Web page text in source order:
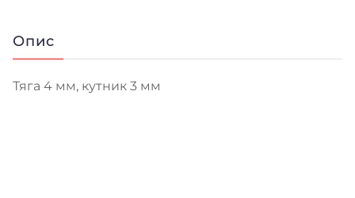
Опис
Тяга 4 мм, кутник 3 мм